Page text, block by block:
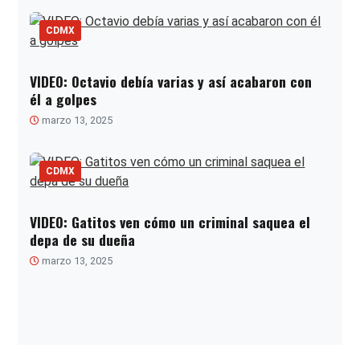
CDMX
VIDEO: Octavio debía varias y así acabaron con
él a golpes
marzo 13, 2025
CDMX
VIDEO: Gatitos ven cómo un criminal saquea el
depa de su dueña
marzo 13, 2025